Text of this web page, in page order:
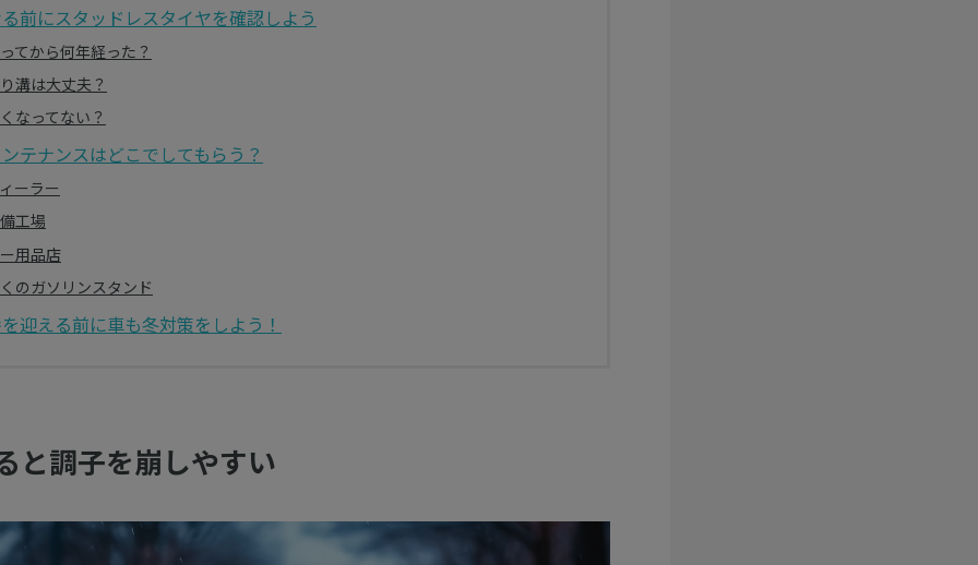
前にスタッドレスタイヤを確認しよう
てから何年経った？
溝は大丈夫？
なってない？
テナンスはどこでしてもらう？
ーラー
工場
用品店
のガソリンスタンド
迎える前に車も冬対策をしよう！
と調子を崩しやすい